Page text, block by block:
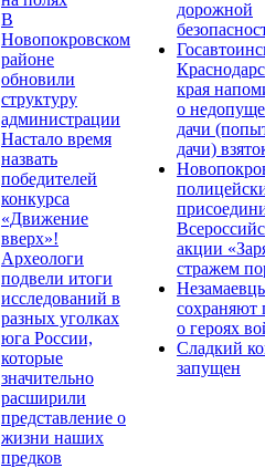
В
Новопокровском
районе
обновили
структуру
администрации
Настало время
назвать
победителей
конкурса
«Движение
вверх»!
Археологи
подвели итоги
исследований в
разных уголках
юга России,
которые
значительно
расширили
представление о
жизни наших
предков
дорожной
края
о
дачи
дачи)
акции
стражем
сохраняют
о героях
Сладкий
запущен